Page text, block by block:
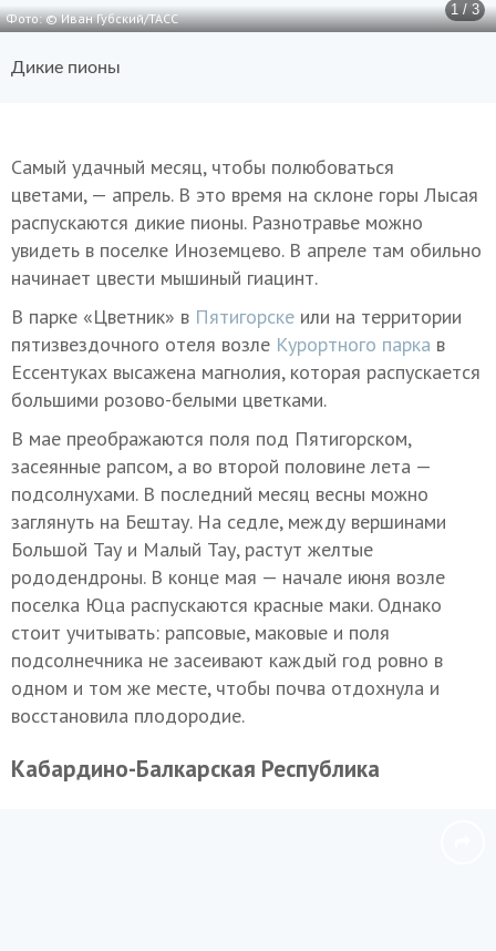
1 / 3
Фото: © Иван Губский/ТАСС
Дикие пионы
Самый удачный месяц, чтобы полюбоваться
цветами, — апрель. В это время на склоне горы Лысая
распускаются дикие пионы. Разнотравье можно
увидеть в поселке Иноземцево. В апреле там обильно
начинает цвести мышиный гиацинт.
В парке «Цветник» в Пятигорске или на территории
пятизвездочного отеля возле Курортного парка в
Ессентуках высажена магнолия, которая распускается
большими розово-белыми цветками.
В мае преображаются поля под Пятигорском,
засеянные рапсом, а во второй половине лета —
подсолнухами. В последний месяц весны можно
заглянуть на Бештау. На седле, между вершинами
Большой Тау и Малый Тау, растут желтые
рододендроны. В конце мая — начале июня возле
поселка Юца распускаются красные маки. Однако
стоит учитывать: рапсовые, маковые и поля
подсолнечника не засеивают каждый год ровно в
одном и том же месте, чтобы почва отдохнула и
восстановила плодородие.
Кабардино-Балкарская Республика